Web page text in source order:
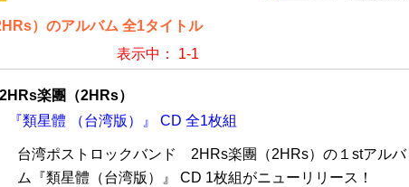
）のアルバム 全1タイトル
表示中： 1-1
2HRs楽團（2HRs）
『類星體 （台湾版）』 CD 全1枚組
台湾ポストロックバンド 2HRs楽團（2HRs）の１stアルバ
ム『類星體（台湾版）』 CD 1枚組がニューリリース！